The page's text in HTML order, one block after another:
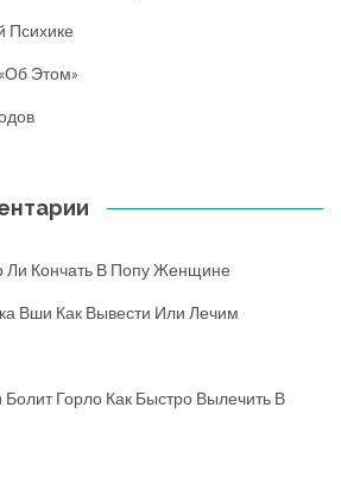
Психике
Этом»
Ли Кончать В Попу Женщине
Вши Как Вывести Или Лечим
Болит Горло Как Быстро Вылечить В